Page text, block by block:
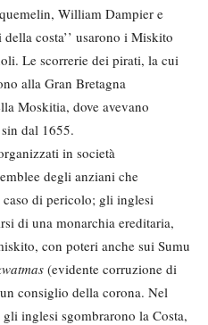
William Dampier e
costa’’ usarono i Miskito
Le scorrerie dei pirati, la cui
alla Gran Bretagna
Moskitia, dove avevano
dal 1655.
in società
degli anziani che
di pericolo; gli inglesi
di una monarchia ereditaria,
con poteri anche sui Sumu
(evidente corruzione di
consiglio della corona. Nel
inglesi sgombrarono la Costa,